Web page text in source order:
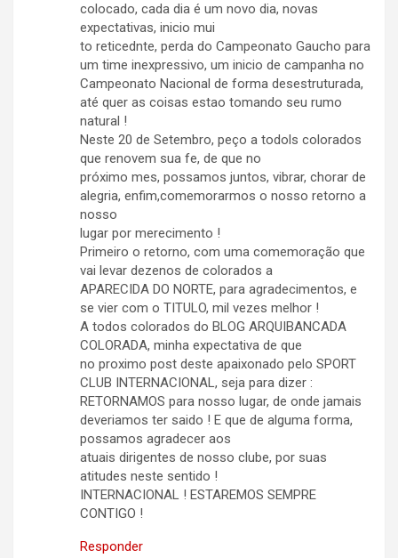
colocado, cada dia é um novo dia, novas
expectativas, inicio mui
to reticednte, perda do Campeonato Gaucho para
um time inexpressivo, um inicio de campanha no
Campeonato Nacional de forma desestruturada,
até quer as coisas estao tomando seu rumo
natural !
Neste 20 de Setembro, peço a todols colorados
que renovem sua fe, de que no
próximo mes, possamos juntos, vibrar, chorar de
alegria, enfim,comemorarmos o nosso retorno a
nosso
lugar por merecimento !
Primeiro o retorno, com uma comemoração que
vai levar dezenos de colorados a
APARECIDA DO NORTE, para agradecimentos, e
se vier com o TITULO, mil vezes melhor !
A todos colorados do BLOG ARQUIBANCADA
COLORADA, minha expectativa de que
no proximo post deste apaixonado pelo SPORT
CLUB INTERNACIONAL, seja para dizer :
RETORNAMOS para nosso lugar, de onde jamais
deveriamos ter saido ! E que de alguma forma,
possamos agradecer aos
atuais dirigentes de nosso clube, por suas
atitudes neste sentido !
INTERNACIONAL ! ESTAREMOS SEMPRE
CONTIGO !
Responder